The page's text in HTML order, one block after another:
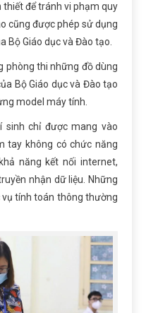
để tránh vi phạm quy
cũng được phép sử dụng
Bộ Giáo dục và Đào tạo.
phòng thi những đồ dùng
Bộ Giáo dục và Đào tạo
model máy tính.
sinh chỉ được mang vào
tay không có chức năng
năng kết nối internet,
nhận dữ liệu. Những
tính toán thông thường